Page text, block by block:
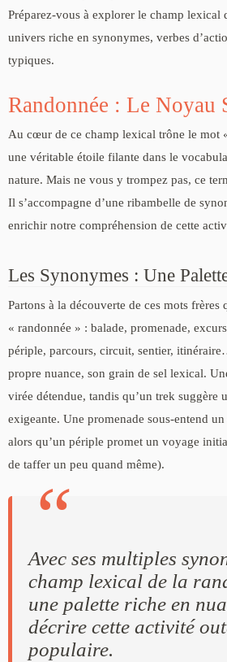
Préparez-vous à explorer le champ lexical
univers riche en synonymes, verbes
typiques.
Randonnée : Le Noyau
Au cœur de ce champ lexical trône le mot
une véritable étoile filante dans le
nature. Mais ne vous y trompez pas, ce
Il s’accompagne d’une ribambelle de
enrichir notre compréhension de cette
Les Synonymes : Une
Partons à la découverte de ces mots frères
« randonnée » : balade, promenade,
périple, parcours, circuit, sentier,
propre nuance, son grain de sel lexical.
virée détendue, tandis qu’un trek suggère
exigeante. Une promenade sous-entend
alors qu’un périple promet un voyage
de taffer un peu quand même).
Avec ses multiples
champ lexical de la
une palette riche en
décrire cette activité
populaire.